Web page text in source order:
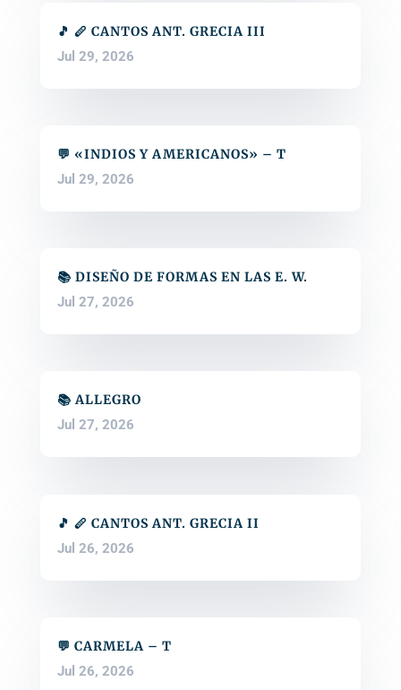
🎵 🪈 CANTOS ANT. GRECIA III
Jul 29, 2026
💬 «INDIOS Y AMERICANOS» – T
Jul 29, 2026
📚 DISEÑO DE FORMAS EN LAS E. W.
Jul 27, 2026
📚 ALLEGRO
Jul 27, 2026
🎵 🪈 CANTOS ANT. GRECIA II
Jul 26, 2026
💬 CARMELA – T
Jul 26, 2026